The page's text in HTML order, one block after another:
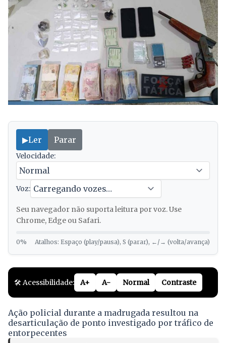
▶Ler Parar
Velocidade:
Voz:
Seu navegador não suporta leitura por voz. Use
Chrome, Edge ou Safari.
0% Atalhos: Espaço (play/pausa), S (parar), ←/→ (volta/avança)
🛠️ Acessibilidade: A+ A- Normal Contraste
Ação policial durante a madrugada resultou na
desarticulação de ponto investigado por tráfico de
entorpecentes